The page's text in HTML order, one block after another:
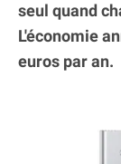
seul quand
L'économie
euros par an.